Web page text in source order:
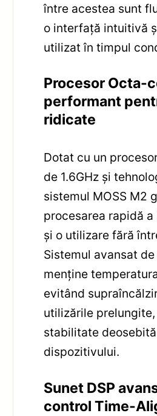
între acestea sunt
o interfață intuitivă
utilizat în timpul
Procesor Octa-
performant
ridicate
Dotat cu un
de 1.6GHz și
sistemul MOSS M2
procesarea rapidă
și o utilizare fără
Sistemul avansat
menține
evitând
utilizările
stabilitate
dispozitivului.
Sunet DSP
control Time-